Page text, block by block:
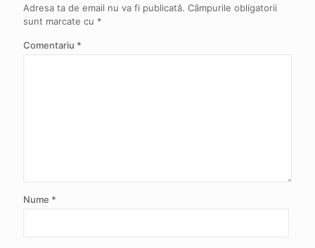
Adresa ta de email nu va fi publicată. Câmpurile obligatorii
sunt marcate cu *
Comentariu *
Nume *